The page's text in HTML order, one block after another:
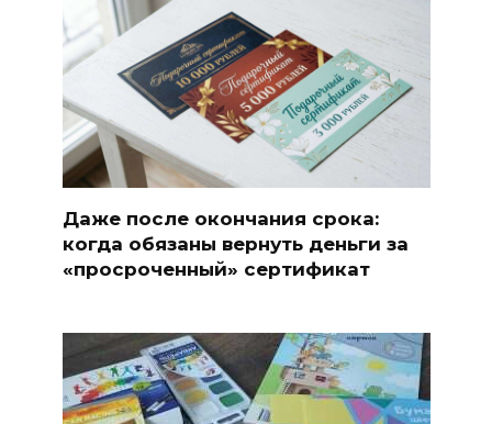
Даже после окончания срока:
когда обязаны вернуть деньги за
«просроченный» сертификат